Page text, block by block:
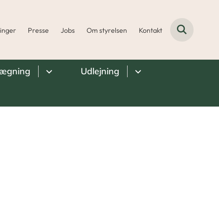
Presse Jobs Om styrelsen Kontakt
Udlejning